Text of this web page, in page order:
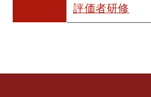
評価者研修